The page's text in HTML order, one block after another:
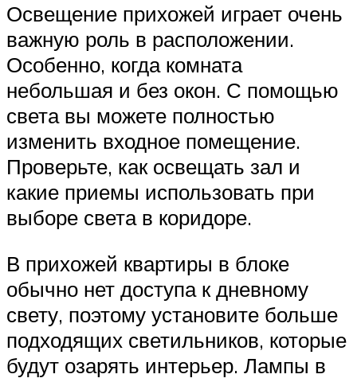
Освещение прихожей играет очень
важную роль в расположении.
Особенно, когда комната
небольшая и без окон. С помощью
света вы можете полностью
изменить входное помещение.
Проверьте, как освещать зал и
какие приемы использовать при
выборе света в коридоре.
В прихожей квартиры в блоке
обычно нет доступа к дневному
свету, поэтому установите больше
подходящих светильников, которые
будут озарять интерьер. Лампы в